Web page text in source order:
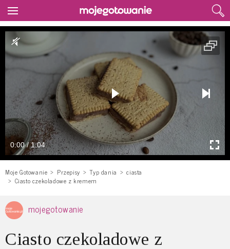
0:00 / 1:04
Moje Gotowanie Przepisy Typ dania
ciasta
Ciasto czekoladowe z kremem
mojegotowanie
Ciasto czekoladowe z